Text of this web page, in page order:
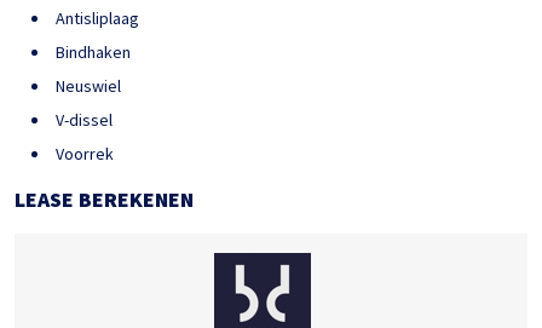
Antisliplaag
Bindhaken
Neuswiel
V-dissel
Voorrek
LEASE BEREKENEN